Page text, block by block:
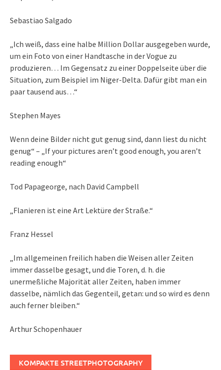
Sebastiao Salgado
„Ich weiß, dass eine halbe Million Dollar ausgegeben wurde,
um ein Foto von einer Handtasche in der Vogue zu
produzieren… Im Gegensatz zu einer Doppelseite über die
Situation, zum Beispiel im Niger-Delta. Dafür gibt man ein
paar tausend aus…“
Stephen Mayes
Wenn deine Bilder nicht gut genug sind, dann liest du nicht
genug“ – „If your pictures aren’t good enough, you aren’t
reading enough“
Tod Papageorge, nach David Campbell
„Flanieren ist eine Art Lektüre der Straße.“
Franz Hessel
„Im allgemeinen freilich haben die Weisen aller Zeiten
immer dasselbe gesagt, und die Toren, d. h. die
unermeßliche Majorität aller Zeiten, haben immer
dasselbe, nämlich das Gegenteil, getan: und so wird es denn
auch ferner bleiben.“
Arthur Schopenhauer
KOMPAKTE STREETPHOTOGRAPHY